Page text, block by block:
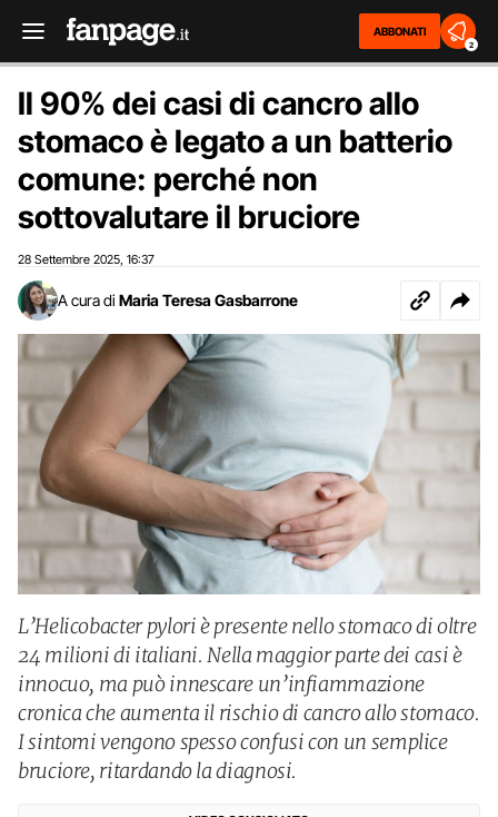
ABBONATI
2
Il 90% dei casi di cancro allo
stomaco è legato a un batterio
comune: perché non
sottovalutare il bruciore
28 Settembre 2025 16:37
A cura di Maria Teresa Gasbarrone
L’Helicobacter pylori è presente nello stomaco di oltre
24 milioni di italiani. Nella maggior parte dei casi è
innocuo, ma può innescare un’infiammazione
cronica che aumenta il rischio di cancro allo stomaco.
I sintomi vengono spesso confusi con un semplice
bruciore, ritardando la diagnosi.